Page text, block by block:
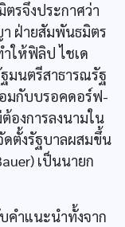
รจึงประกาศว่า
ฝ่ายสัมพันธมิตร
ให้ฟิลิป ไชเด
มนตรีสาธารณรัฐ
มกับบรอคดอร์ฟ-
องการลงนามใน
ตั้งรัฐบาลผสมขึ้น
เป็นนายก
คำแนะนำทั้งจาก